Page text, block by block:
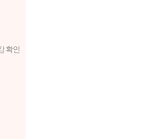
확인